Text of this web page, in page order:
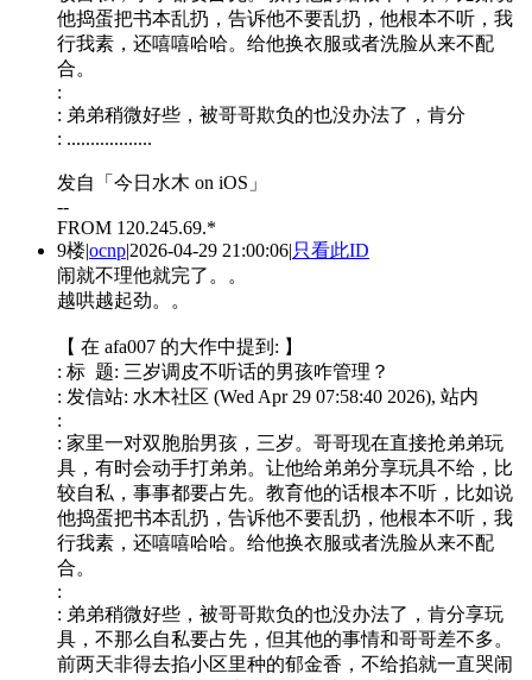
他捣蛋把书本乱扔，告诉他不要乱扔，他根本不听，我
行我素，还嘻嘻哈哈。给他换衣服或者洗脸从来不配
合。
:
: 弟弟稍微好些，被哥哥欺负的也没办法了，肯分
: ..................
发自「今日水木 on iOS」
--
FROM 120.245.69.*
9楼|ocnp|2026-04-29 21:00:06|只看此ID
闹就不理他就完了。。
越哄越起劲。。
【 在 afa007 的大作中提到: 】
: 标 题: 三岁调皮不听话的男孩咋管理？
: 发信站: 水木社区 (Wed Apr 29 07:58:40 2026), 站内
:
: 家里一对双胞胎男孩，三岁。哥哥现在直接抢弟弟玩
具，有时会动手打弟弟。让他给弟弟分享玩具不给，比
较自私，事事都要占先。教育他的话根本不听，比如说
他捣蛋把书本乱扔，告诉他不要乱扔，他根本不听，我
行我素，还嘻嘻哈哈。给他换衣服或者洗脸从来不配
合。
:
: 弟弟稍微好些，被哥哥欺负的也没办法了，肯分享玩
具，不那么自私要占先，但其他的事情和哥哥差不多。
前两天非得去掐小区里种的郁金香，不给掐就一直哭闹